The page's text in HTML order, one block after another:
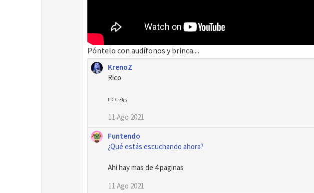
Póntelo con audífonos y brinca....
KrenoZ
Rico
PD: C edgy
11 Ago 2021
Funtendo
¿Qué estás escuchando ahora?
Ahi hay mas de 4 paginas
11 Ago 2021